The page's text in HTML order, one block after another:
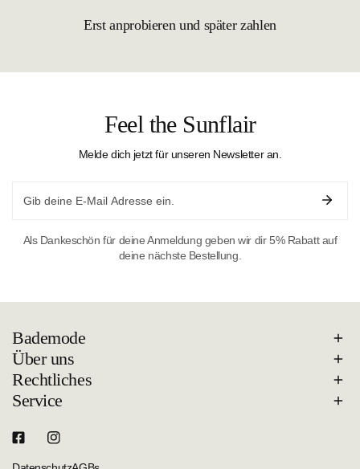
Erst anprobieren und später zahlen
Feel the Sunflair
Melde dich jetzt für unseren Newsletter an.
Als Dankeschön für deine Anmeldung geben wir dir 5% Rabatt auf
deine nächste Bestellung.
Bademode
Über uns
Rechtliches
Service